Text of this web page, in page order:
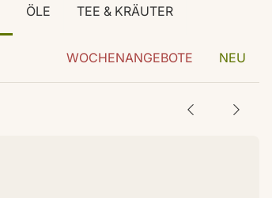
ÖLE TEE & KRÄUTER
WOCHENANGEBOTE NEU